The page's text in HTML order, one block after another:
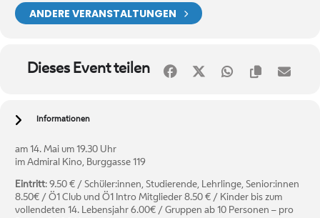
ANDERE VERANSTALTUNGEN
Dieses Event teilen
Informationen
am 14. Mai um 19.30 Uhr
im Admiral Kino, Burggasse 119
Eintritt: 9.50 € / Schüler:innen, Studierende, Lehrlinge, Senior:innen
8.50€ / Ö1 Club und Ö1 Intro Mitglieder 8.50 € / Kinder bis zum
vollendeten 14. Lebensjahr 6.00€ / Gruppen ab 10 Personen – pro